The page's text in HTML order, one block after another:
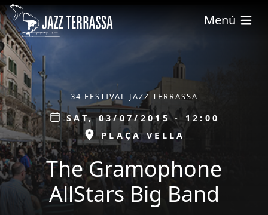
Skip to main content
Menú
ÀMBIT 34 FESTIVAL JAZZ TERRASSA
Data
SAT, 03/07/2015 - 12:00
ESPAI
PLAÇA VELLA
The Gramophone
AllStars Big Band